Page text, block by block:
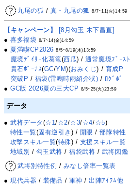
九尾の狐 / 真・九尾の狐 8/7~11(火)14:59
【キャンペーン】
[8月勾玉 木下昌直]
●喜多福袋 8/7~14(金)14:59
● 夏満喫CP2026 8/5~8/19(木)13:59
魔境ﾃﾞｲﾘｰ化葛篭(西瓜) /通常魔境ﾌﾞｰｽﾄ
貴石ﾎﾞｰﾅｽ(GC/YM)(おみくじ) / 育成P
突破P / 福袋(雷鳴時雨紹介状) / ﾛｸﾞﾎﾞ
●GC版 2026夏の三大CP 8/5~25(火)23:59
データ
●武将データ (☆1/☆2/☆3/☆4/☆5)
特性一覧(固有逆引き ) / 開眼 /部隊特性
攻撃スキル一覧(特殊) / 支援スキル一覧
地域別 / 勾玉武将 /福袋武将 / 武将図鑑
武将別特性例 / みなし倍率一覧表
●現代兵器 / 装備品 / 軍神 /出陣ｱｲﾃﾑ他